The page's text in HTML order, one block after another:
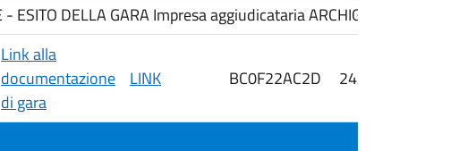
ESITO DELLA GARA Impresa aggiudicataria ARCHIGEN SRL
Link alla
documentazione
di gara
LINK BC0F22AC2D 24/07/2026